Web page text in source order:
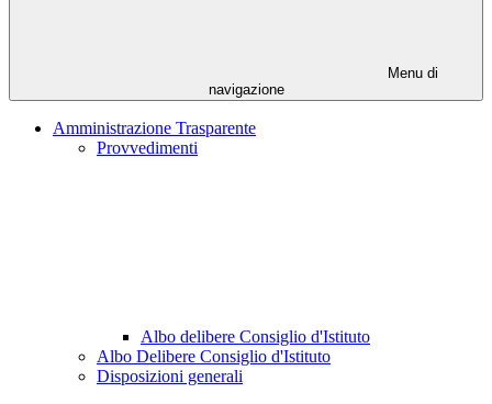
Menu di
navigazione
Amministrazione Trasparente
Provvedimenti
Albo delibere Consiglio d'Istituto
Albo Delibere Consiglio d'Istituto
Disposizioni generali